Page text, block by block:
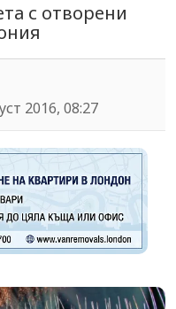
с отворени
2016, 08:27